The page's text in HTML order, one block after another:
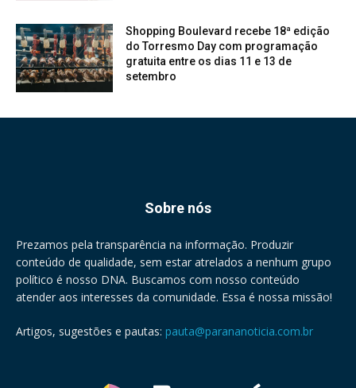
Shopping Boulevard recebe 18ª edição
do Torresmo Day com programação
gratuita entre os dias 11 e 13 de
setembro
Sobre nós
Prezamos pela transparência na informação. Produzir
conteúdo de qualidade, sem estar atrelados a nenhum grupo
político é nosso DNA. Buscamos com nosso conteúdo
atender aos interesses da comunidade. Essa é nossa missão!
Artigos, sugestões e pautas: pauta@parananoticia.com.br